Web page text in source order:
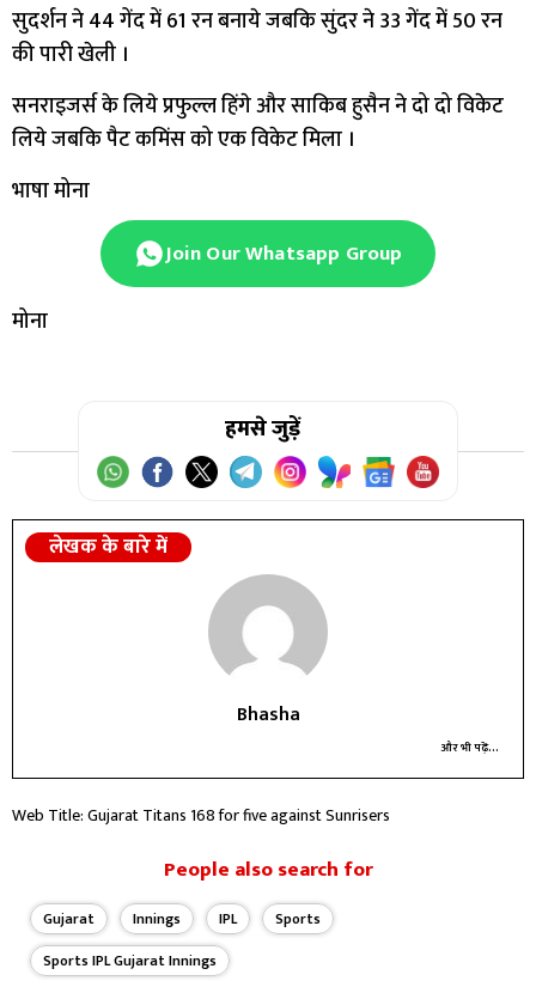
सुदर्शन ने 44 गेंद में 61 रन बनाये जबकि सुंदर ने 33 गेंद में 50 रन
की पारी खेली ।
सनराइजर्स के लिये प्रफुल्ल हिंगे और साकिब हुसैन ने दो दो विकेट
लिये जबकि पैट कमिंस को एक विकेट मिला ।
भाषा मोना
Join Our Whatsapp Group
मोना
हमसे जुड़ें
लेखक के बारे में
Bhasha
और भी पढ़ें...
Web Title: Gujarat Titans 168 for five against Sunrisers
People also search for
Gujarat Innings IPL
Sports
Sports IPL Gujarat Innings